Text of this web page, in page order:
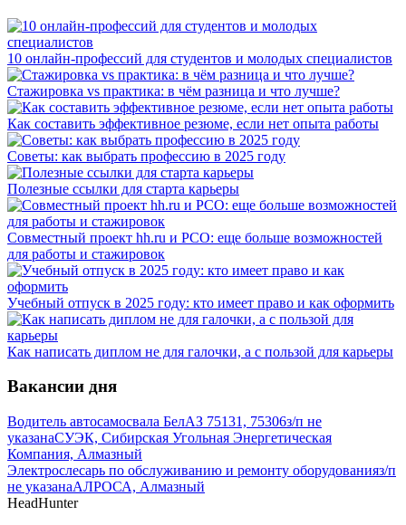
10 онлайн-профессий для студентов и молодых специалистов
Стажировка vs практика: в чём разница и что лучше?
Как составить эффективное резюме, если нет опыта работы
Советы: как выбрать профессию в 2025 году
Полезные ссылки для старта карьеры
Совместный проект hh.ru и РСО: еще больше возможностей
для работы и стажировок
Учебный отпуск в 2025 году: кто имеет право и как оформить
Как написать диплом не для галочки, а с пользой для карьеры
Вакансии дня
Водитель автосамосвала БелАЗ 75131, 75306з/п не
указанаСУЭК, Сибирская Угольная Энергетическая
Компания, Алмазный
Электрослесарь по обслуживанию и ремонту оборудованияз/п
не указанаАЛРОСА, Алмазный
HeadHunter